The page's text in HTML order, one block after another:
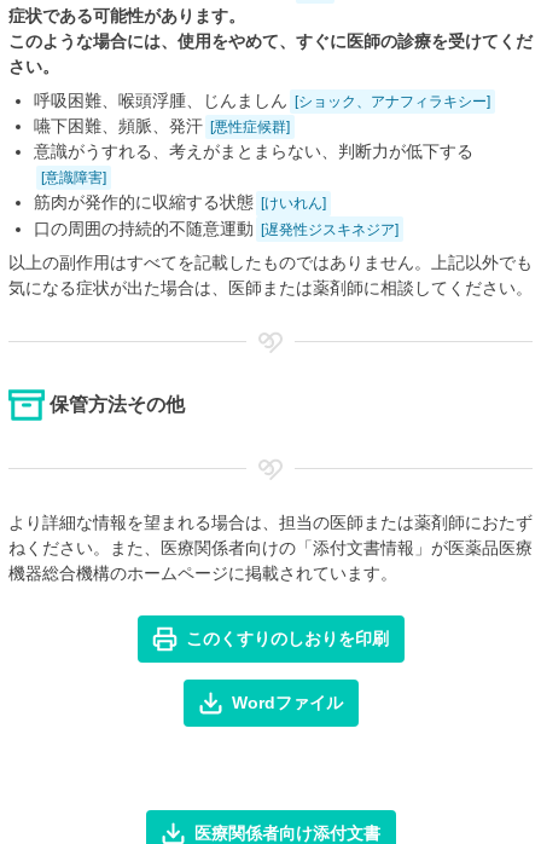
症状である可能性があります。
このような場合には、使用をやめて、すぐに医師の診療を受けてくだ
さい。
呼吸困難、喉頭浮腫、じんましん [ショック、アナフィラキシー]
嚥下困難、頻脈、発汗 [悪性症候群]
意識がうすれる、考えがまとまらない、判断力が低下する
[意識障害]
筋肉が発作的に収縮する状態 [けいれん]
口の周囲の持続的不随意運動 [遅発性ジスキネジア]
以上の副作用はすべてを記載したものではありません。上記以外でも
気になる症状が出た場合は、医師または薬剤師に相談してください。
保管方法その他
より詳細な情報を望まれる場合は、担当の医師または薬剤師におたず
ねください。また、医療関係者向けの「添付文書情報」が医薬品医療
機器総合機構のホームページに掲載されています。
このくすりのしおりを印刷
Wordファイル
医療関係者向け添付文書